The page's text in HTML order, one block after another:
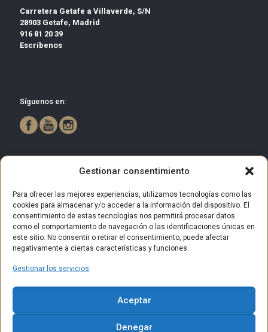
Gestionar consentimiento
Para ofrecer las mejores experiencias, utilizamos tecnologías como las
cookies para almacenar y/o acceder a la información del dispositivo. El
consentimiento de estas tecnologías nos permitirá procesar datos
como el comportamiento de navegación o las identificaciones únicas en
este sitio. No consentir o retirar el consentimiento, puede afectar
negativamente a ciertas características y funciones.
Gestionar los servicios
Aceptar
Denegar
Carretera Getafe a Villaverde, S/N
28903 Getafe, Madrid
916 81 20 39
Escríbenos
Síguenos en:
© 2025 Centro Comercial Bulevar Getafe. Todos los derechos
reservados.
Política de privacidad